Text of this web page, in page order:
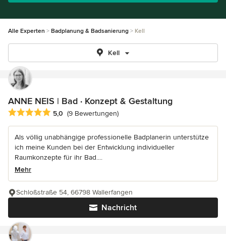
Alle Experten Badplanung & Badsanierung Kell
Kell
ANNE NEIS | Bad · Konzept & Gestaltung
Durchschnittliche Bewertung: 5 von 5 Sternen
5,0 (9 Bewertungen)
Als völlig unabhängige professionelle Badplanerin unterstütze
ich meine Kunden bei der Entwicklung individueller
Raumkonzepte für ihr Bad....
Mehr
Nachricht
Schloßstraße 54, 66798 Wallerfangen